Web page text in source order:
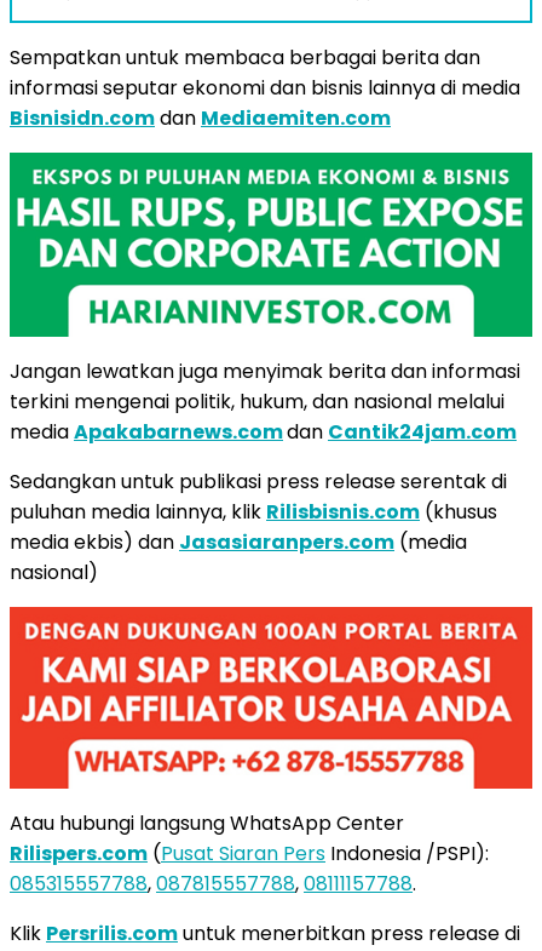
Sempatkan untuk membaca berbagai berita dan
informasi seputar ekonomi dan bisnis lainnya di media
Bisnisidn.comdan Mediaemiten.com
Jangan lewatkan juga menyimak berita dan informasi
terkini mengenai politik, hukum, dan nasional melalui
mediaApakabarnews.comdan Cantik24jam.com
Sedangkan untuk publikasi press release serentak di
puluhan media lainnya, klik Rilisbisnis.com (khusus
media ekbis) dan Jasasiaranpers.com (media
nasional)
Atau hubungi langsung WhatsApp Center
Rilispers.com (Pusat Siaran Pers Indonesia /PSPI):
085315557788,087815557788,08111157788.
Klik Persrilis.comuntuk menerbitkan press release di